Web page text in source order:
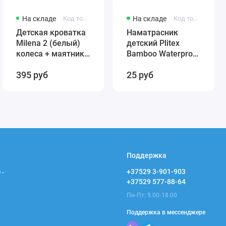
На складе Код товара: 431384246-12321
Детская кроватка
Milena 2 (белый)
колеса + маятник
быстросъемная
395 руб
На складе Код товара: 4811599005859
Наматрасник
детский Plitex
Bamboo Waterproof
арт. НН-02.1
25 руб
-
Поддержка
+37529 3-901-903
+37529 577-88-64
Пн-Пт: 9.00-18.00
Поддержка в мессенджере